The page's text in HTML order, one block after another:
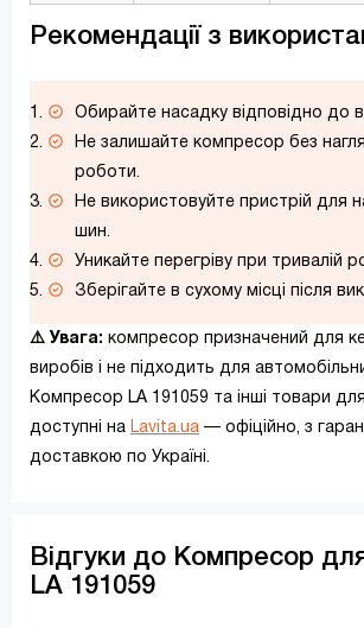
Рекомендації з
Обирайте насадку відповідно до
Не залишайте компресор без
роботи.
Не використовуйте пристрій для
шин.
Уникайте перегріву при тривалій
Зберігайте в сухому місці після
⚠️ Увага: компресор призначений для
виробів і не підходить для
Компресор LA 191059 та інші товари для
доступні на Lavita.ua — офіційно, з
доставкою по Україні.
Відгуки до Компресор
LA 191059